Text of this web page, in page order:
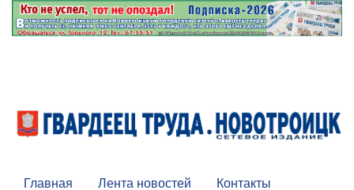
Главная Лента новостей
Контакты